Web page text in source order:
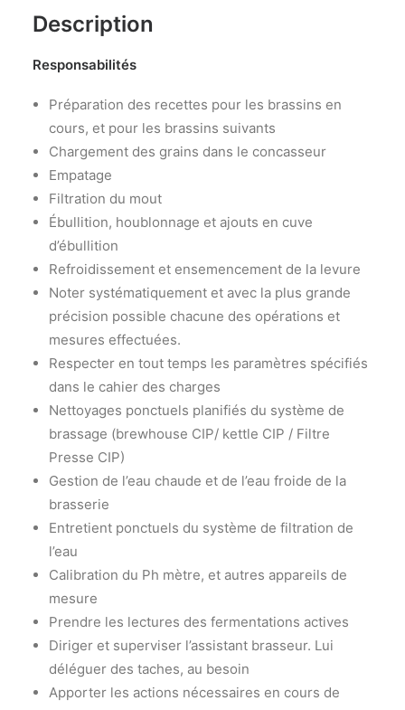
Description
Responsabilités
Préparation des recettes pour les brassins en
cours, et pour les brassins suivants
Chargement des grains dans le concasseur
Empatage
Filtration du mout
Ébullition, houblonnage et ajouts en cuve
d’ébullition
Refroidissement et ensemencement de la levure
Noter systématiquement et avec la plus grande
précision possible chacune des opérations et
mesures effectuées.
Respecter en tout temps les paramètres spécifiés
dans le cahier des charges
Nettoyages ponctuels planifiés du système de
brassage (brewhouse CIP/ kettle CIP / Filtre
Presse CIP)
Gestion de l’eau chaude et de l’eau froide de la
brasserie
Entretient ponctuels du système de filtration de
l’eau
Calibration du Ph mètre, et autres appareils de
mesure
Prendre les lectures des fermentations actives
Diriger et superviser l’assistant brasseur. Lui
déléguer des taches, au besoin
Apporter les actions nécessaires en cours de